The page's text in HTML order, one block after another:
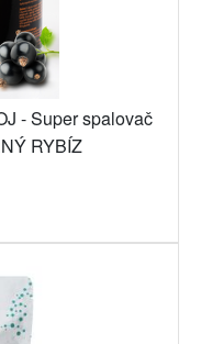
- Super spalovač
RYBÍZ